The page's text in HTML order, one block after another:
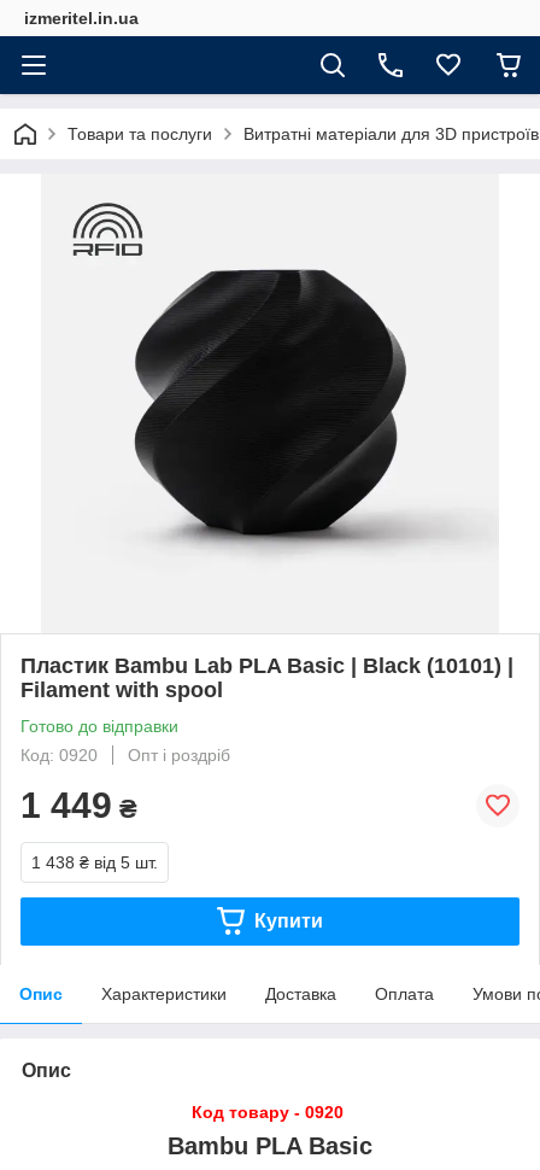
izmeritel.in.ua
Товари та послуги Витратні матеріали для 3D пристроїв
Пластик Bambu Lab PLA Basic | Black (10101) |
Filament with spool
Готово до відправки
Код: 0920
Опт і роздріб
1 449 ₴
1 438 ₴ від 5 шт.
Купити
Опис Характеристики Доставка Оплата Умови
Опис
Код товару - 0920
Bambu PLA Basic